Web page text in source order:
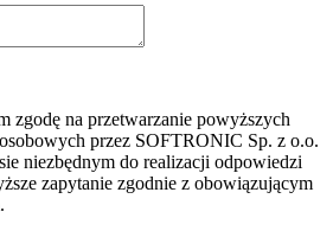
zgodę na przetwarzanie powyższych
przez SOFTRONIC Sp. z o.o.
niezbędnym do realizacji odpowiedzi
zapytanie zgodnie z obowiązującym